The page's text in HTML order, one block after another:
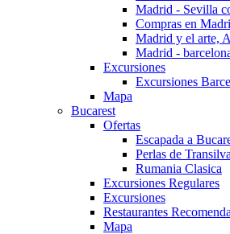
Madrid - Sevilla
Compras en
Madrid y el arte,
Madrid -
Excursiones
Excursiones
Mapa
Bucarest
Ofertas
Escapada a
Perlas de
Rumania Clasica
Excursiones Regulares
Excursiones
Restaurantes
Mapa